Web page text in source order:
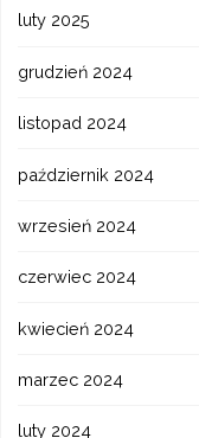
luty 2025
grudzień 2024
listopad 2024
październik 2024
wrzesień 2024
czerwiec 2024
kwiecień 2024
marzec 2024
luty 2024